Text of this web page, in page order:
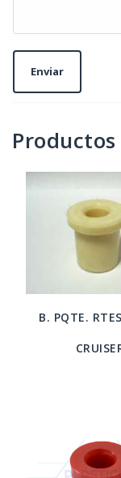
B. PQTE.